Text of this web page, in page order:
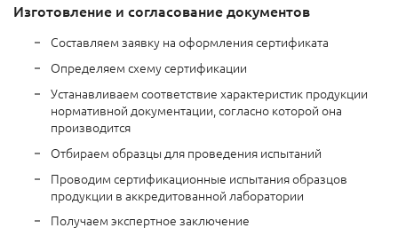
Изготовление и согласование документов
Составляем заявку на оформления сертификата
Определяем схему сертификации
Устанавливаем соответствие характеристик продукции
нормативной документации, согласно которой она
производится
Отбираем образцы для проведения испытаний
Проводим сертификационные испытания образцов
продукции в аккредитованной лаборатории
Получаем экспертное заключение